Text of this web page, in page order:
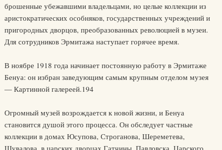
брошенные убежавшими владельцами, но целые коллекции из
аристократических особняков, государственных учреждений и
пригородных дворцов, преобразованных революцией в музеи.
Для сотрудников Эрмитажа наступает горячее время.
В ноябре 1918 года начинает постоянную работу в Эрмитаже
Бенуа: он избран заведующим самым крупным отделом музея
— Картинной галереей.194
Огромный музей возрождается к новой жизни, и Бенуа
становится душой этого процесса. Он обследует частные
коллекции в домах Юсупова, Строганова, Шереметева,
Шувалова, в царских дворцах Гатчины, Павловска, Царского